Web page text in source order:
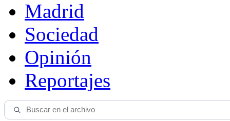
Madrid
Sociedad
Opinión
Reportajes